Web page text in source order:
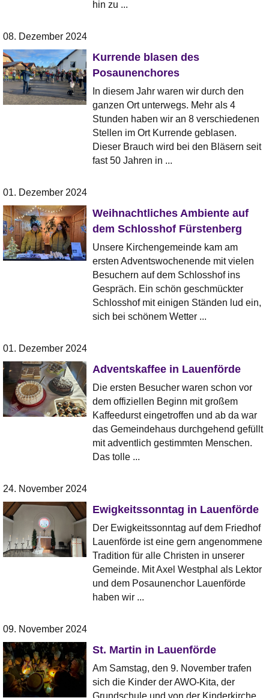
hin zu ...
08. Dezember 2024
Kurrende blasen des
Posaunenchores
In diesem Jahr waren wir durch den
ganzen Ort unterwegs. Mehr als 4
Stunden haben wir an 8 verschiedenen
Stellen im Ort Kurrende geblasen.
Dieser Brauch wird bei den Bläsern seit
fast 50 Jahren in ...
01. Dezember 2024
Weihnachtliches Ambiente auf
dem Schlosshof Fürstenberg
Unsere Kirchengemeinde kam am
ersten Adventswochenende mit vielen
Besuchern auf dem Schlosshof ins
Gespräch. Ein schön geschmückter
Schlosshof mit einigen Ständen lud ein,
sich bei schönem Wetter ...
01. Dezember 2024
Adventskaffee in Lauenförde
Die ersten Besucher waren schon vor
dem offiziellen Beginn mit großem
Kaffeedurst eingetroffen und ab da war
das Gemeindehaus durchgehend gefüllt
mit adventlich gestimmten Menschen.
Das tolle ...
24. November 2024
Ewigkeitssonntag in Lauenförde
Der Ewigkeitssonntag auf dem Friedhof
Lauenförde ist eine gern angenommene
Tradition für alle Christen in unserer
Gemeinde. Mit Axel Westphal als Lektor
und dem Posaunenchor Lauenförde
haben wir ...
09. November 2024
St. Martin in Lauenförde
Am Samstag, den 9. November trafen
sich die Kinder der AWO-Kita, der
Grundschule und von der Kinderkirche